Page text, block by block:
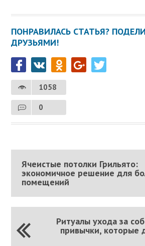
ПОНРАВИЛАСЬ СТАТЬЯ?
ДРУЗЬЯМИ!
1058
0
Ячеистые потолки Грильято:
экономичное решение для
помещений
Ритуалы ухода за
привычки, которые